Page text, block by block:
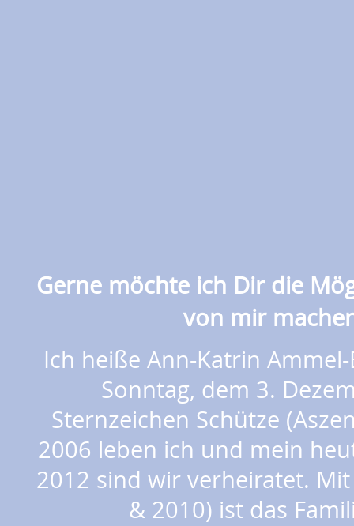
Gerne möchte ich Dir die
von mir
Ich heiße Ann-Katrin
Sonntag, dem 3.
Sternzeichen Schütze
2006 leben ich und mein
2012 sind wir verheiratet.
& 2010) ist das